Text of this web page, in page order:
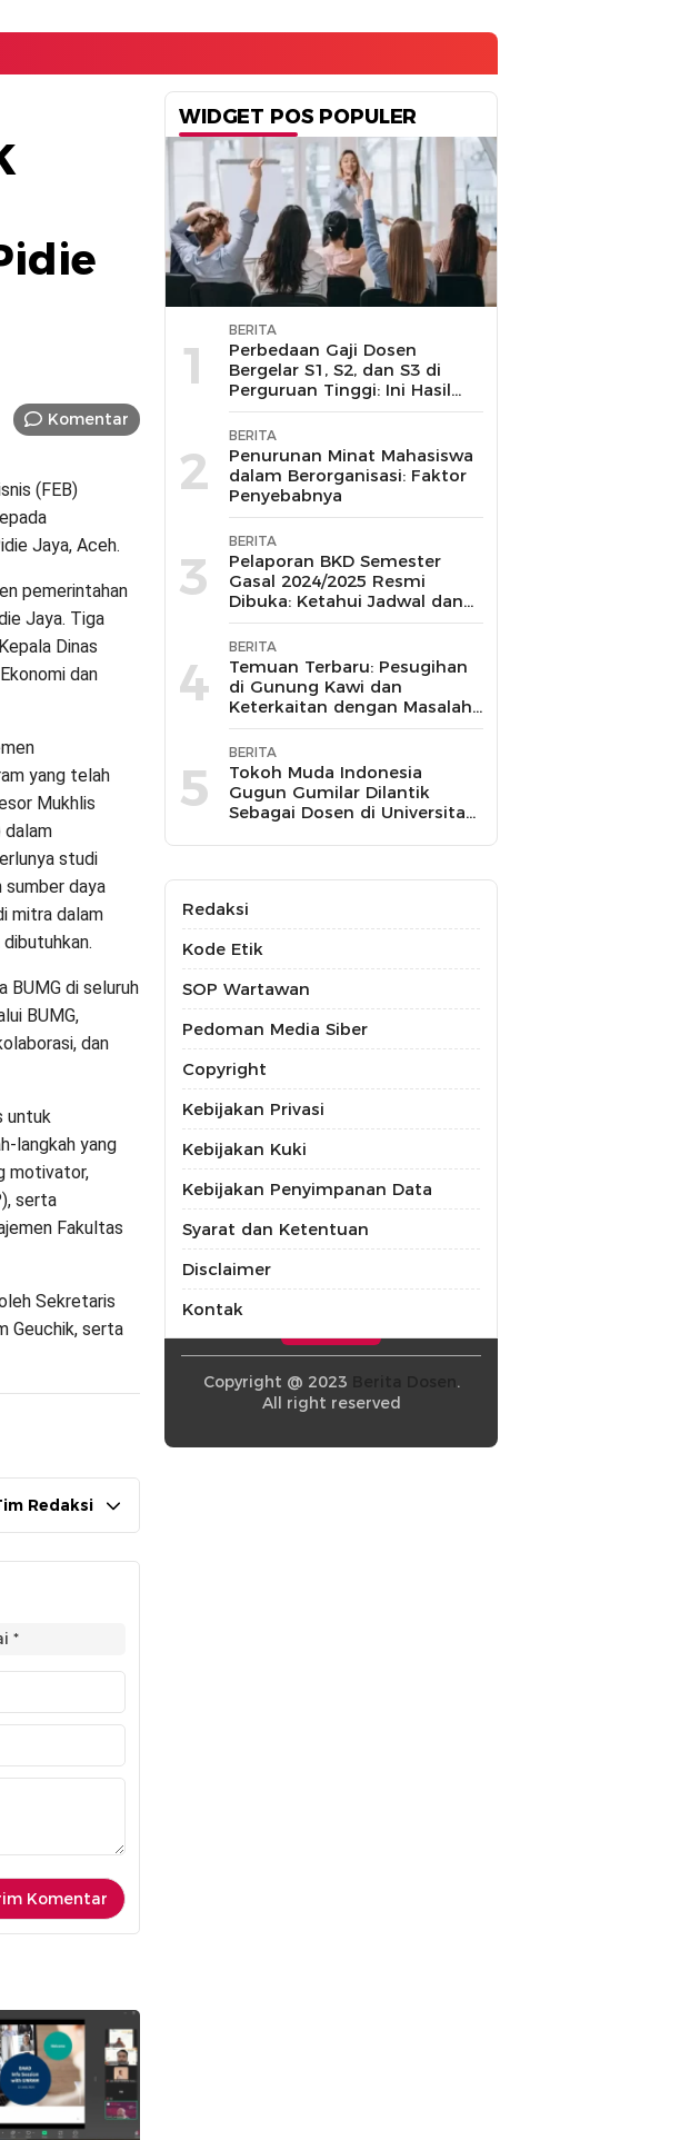
Komentar
(FEB)
Jaya, Aceh.
pemerintahan
Jaya. Tiga
Dinas
dan
yang telah
Mukhlis
dalam
studi
sumber daya
mitra dalam
BUMG di seluruh
BUMG,
dan
untuk
langkah yang
motivator,
serta
Fakultas
Sekretaris
Geuchik, serta
Redaksi
*
WIDGET POS POPULER
1
BERITA
Perbedaan Gaji Dosen
Bergelar S1, S2, dan S3 di
Perguruan Tinggi: Ini Hasil
Penelusuran
2
BERITA
Penurunan Minat Mahasiswa
dalam Berorganisasi: Faktor
Penyebabnya
3
BERITA
Pelaporan BKD Semester
Gasal 2024/2025 Resmi
Dibuka: Ketahui Jadwal dan
Prosesnya
4
BERITA
Temuan Terbaru: Pesugihan
di Gunung Kawi dan
Keterkaitan dengan Masalah
Kesehatan Mental
5
BERITA
Tokoh Muda Indonesia
Gugun Gumilar Dilantik
Sebagai Dosen di Universitas
Berbagai Mata Kuliah
Redaksi
Kode Etik
SOP Wartawan
Pedoman Media Siber
Copyright
Kebijakan Privasi
Kebijakan Kuki
Kebijakan Penyimpanan Data
Syarat dan Ketentuan
Disclaimer
Kontak
Copyright @ 2023
.
All right reserved